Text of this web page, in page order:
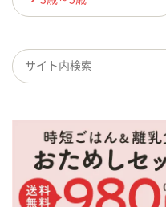
検索キーワード入力